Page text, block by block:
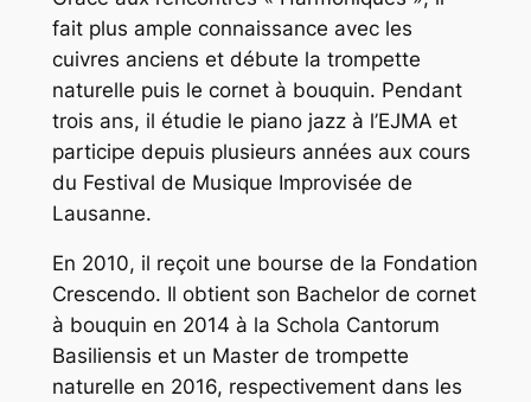
fait plus ample connaissance avec les
cuivres anciens et débute la trompette
naturelle puis le cornet à bouquin. Pendant
trois ans, il étudie le piano jazz à l’EJMA et
participe depuis plusieurs années aux cours
du Festival de Musique Improvisée de
Lausanne.
En 2010, il reçoit une bourse de la Fondation
Crescendo. Il obtient son Bachelor de cornet
à bouquin en 2014 à la Schola Cantorum
Basiliensis et un Master de trompette
naturelle en 2016, respectivement dans les